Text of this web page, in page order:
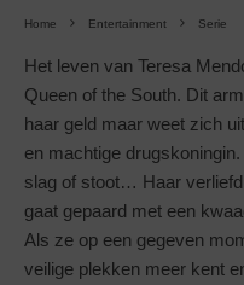
Home Entertainment Serie
Het leven van Teresa
Queen of the South. Dit
haar geld maar weet zich
en machtige
slag of stoot… Haar
gaat gepaard met een
Als ze op een gegeven
veilige plekken meer kent